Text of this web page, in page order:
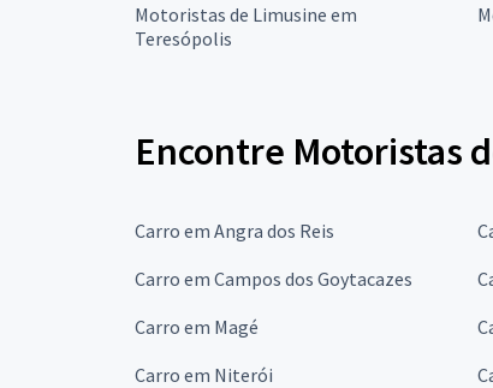
Motoristas de Limusine em
Teresópolis
Encontre Motoristas
Carro em Angra dos Reis
Carro em Campos dos Goytacazes
Carro em Magé
Carro em Niterói